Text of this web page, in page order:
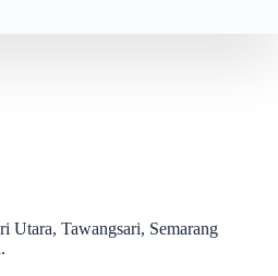
Utara, Tawangsari, Semarang